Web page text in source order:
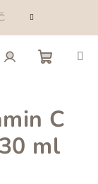
košík
C
ml